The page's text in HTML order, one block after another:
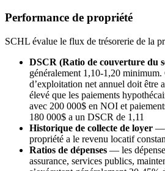
Performance de propriété
SCHL évalue le flux de trésorerie de la
DSCR (Ratio de couverture du
généralement 1,10-1,20
d’exploitation net annuel doit être
élevé que les paiements
avec 200 000$ en NOI et
180 000$ a un DSCR de 1,11
Historique de collecte de loyer —
propriété a le revenu locatif
Ratios de dépenses — les
assurance, services publics,